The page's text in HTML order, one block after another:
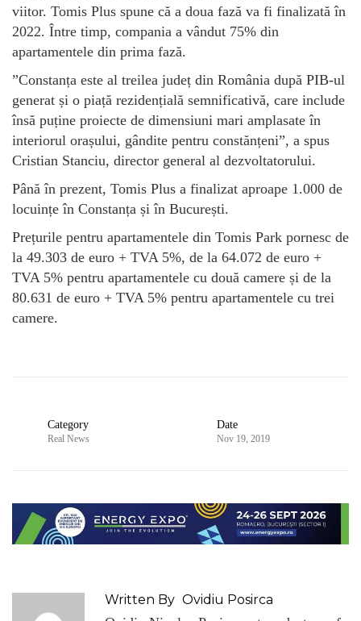
viitor. Tomis Plus spune că a doua fază va fi finalizată în
2022. Între timp, compania a vândut 75% din
apartamentele din prima fază.
”Constanța este al treilea județ din România după PIB-ul
generat și o piață rezidențială semnificativă, care include
însă puține proiecte de dimensiuni mari amplasate în
interiorul orașului, gândite pentru constănțeni”, a spus
Cristian Stanciu, director general al dezvoltatorului.
Până în prezent, Tomis Plus a finalizat aproape 1.000 de
locuințe în Constanța și în București.
Prețurile pentru apartamentele din Tomis Park pornesc de
la 49.303 de euro + TVA 5%, de la 64.072 de euro +
TVA 5% pentru apartamentele cu două camere și de la
80.631 de euro + TVA 5% pentru apartamentele cu trei
camere.
Category
Real News
Date
Nov 19, 2019
Written By Ovidiu Posirca